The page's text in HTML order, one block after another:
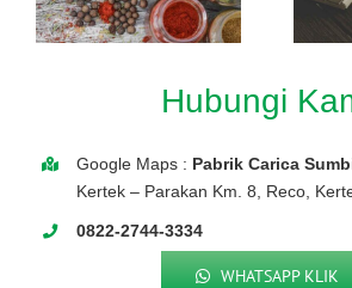
Hubungi
Google Maps : Pabrik Carica
Kertek – Parakan Km. 8, Reco,
0822-2744-3334
WHATSAPP KLIK